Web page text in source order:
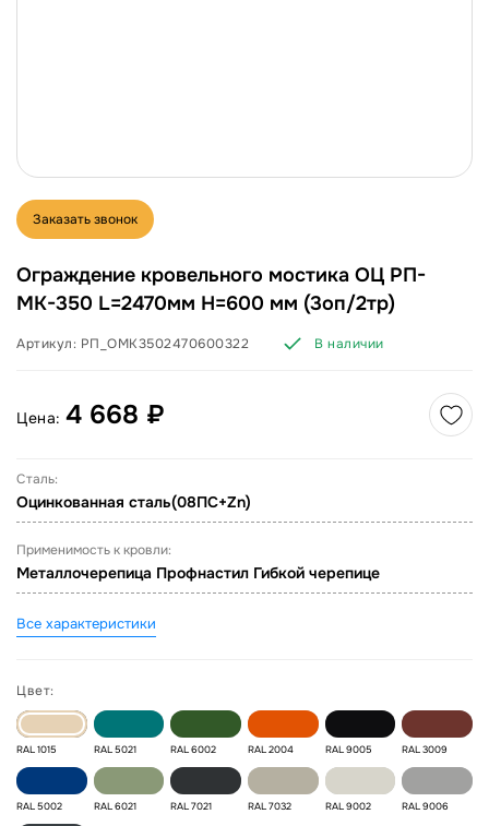
Заказать звонок
Ограждение кровельного мостика ОЦ РП-
МК-350 L=2470мм H=600 мм (3оп/2тр)
Артикул: РП_ОМК3502470600322 В наличии
Цена: 4 668 ₽
Сталь:
Оцинкованная сталь(08ПС+Zn)
Применимость к кровли:
Металлочерепица Профнастил Гибкой черепице
Все характеристики
Цвет:
RAL 1015 RAL 5021 RAL 6002 RAL 2004 RAL 9005 RAL 3009
RAL 5002 RAL 6021 RAL 7021 RAL 7032 RAL 9002 RAL 9006